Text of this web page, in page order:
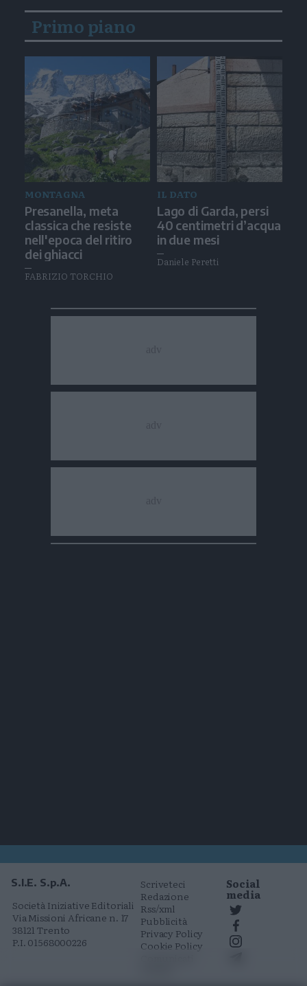
Primo piano
MONTAGNA
Presanella, meta
classica che resiste
nell'epoca del ritiro
dei ghiacci
FABRIZIO TORCHIO
IL DATO
Lago di Garda, persi
40 centimetri d’acqua
in due mesi
Daniele Peretti
S.I.E. S.p.A.
Società Iniziative Editoriali
Via Missioni Africane n. 17
38121 Trento
P.I. 01568000226
Scriveteci
Redazione
Rss/xml
Pubblicità
Privacy Policy
Cookie Policy
Social
media